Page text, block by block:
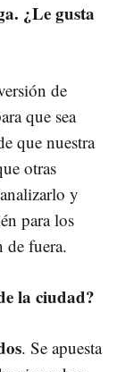
¿Le gusta
de
que sea
que nuestra
otras
y
para los
de fuera.
la ciudad?
. Se apuesta